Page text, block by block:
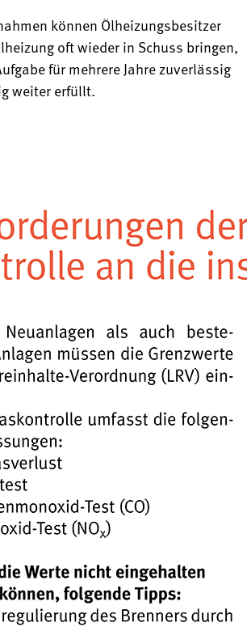
können Ölheizungsbesitzer
oft wieder in Schuss bringen,
für mehrere Jahre zuverlässig
weiter erfüllt.